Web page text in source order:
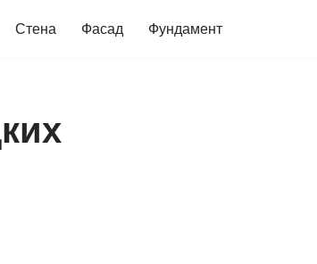
Стена Фасад Фундамент